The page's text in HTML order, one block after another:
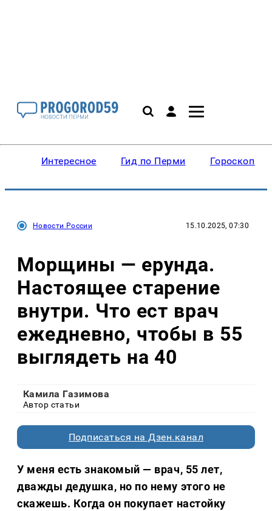
Интересное Гид по Перми Гороскопы
Новости России 15.10.2025, 07:30
Морщины — ерунда.
Настоящее старение
внутри. Что ест врач
ежедневно, чтобы в 55
выглядеть на 40
Камила Газимова
Автор статьи
Подписаться на Дзен.канал
У меня есть знакомый — врач, 55 лет,
дважды дедушка, но по нему этого не
скажешь. Когда он покупает настойку